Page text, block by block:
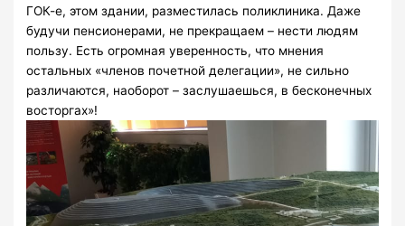
ГОК-е, этом здании, разместилась поликлиника. Даже
будучи пенсионерами, не прекращаем – нести людям
пользу. Есть огромная уверенность, что мнения
остальных «членов почетной делегации», не сильно
различаются, наоборот – заслушаешься, в бесконечных
восторгах»!